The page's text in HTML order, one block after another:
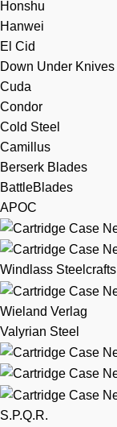
Honshu
Hanwei
El Cid
Down Under Knives
Cuda
Condor
Cold Steel
Camillus
Berserk Blades
BattleBlades
APOC
Windlass Steelcrafts
Wieland Verlag
Valyrian Steel
S.P.Q.R.